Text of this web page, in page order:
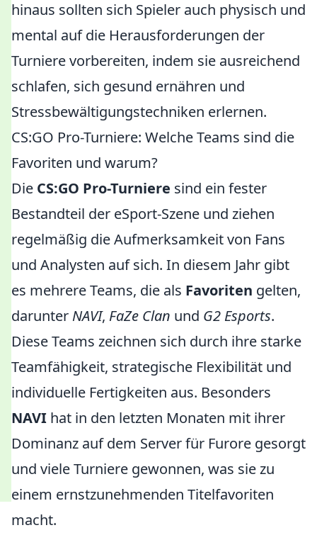
hinaus sollten sich Spieler auch physisch und
mental auf die Herausforderungen der
Turniere vorbereiten, indem sie ausreichend
schlafen, sich gesund ernähren und
Stressbewältigungstechniken erlernen.
CS:GO Pro-Turniere: Welche Teams sind die
Favoriten und warum?
Die CS:GO Pro-Turniere sind ein fester
Bestandteil der eSport-Szene und ziehen
regelmäßig die Aufmerksamkeit von Fans
und Analysten auf sich. In diesem Jahr gibt
es mehrere Teams, die als Favoriten gelten,
darunter NAVI, FaZe Clan und G2 Esports.
Diese Teams zeichnen sich durch ihre starke
Teamfähigkeit, strategische Flexibilität und
individuelle Fertigkeiten aus. Besonders
NAVI hat in den letzten Monaten mit ihrer
Dominanz auf dem Server für Furore gesorgt
und viele Turniere gewonnen, was sie zu
einem ernstzunehmenden Titelfavoriten
macht.